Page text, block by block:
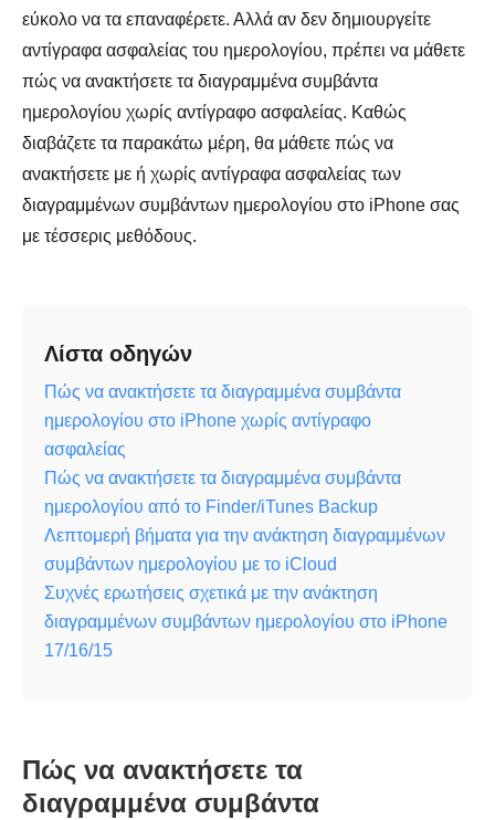
εύκολο να τα επαναφέρετε. Αλλά αν δεν δημιουργείτε
αντίγραφα ασφαλείας του ημερολογίου, πρέπει να μάθετε
πώς να ανακτήσετε τα διαγραμμένα συμβάντα
ημερολογίου χωρίς αντίγραφο ασφαλείας. Καθώς
διαβάζετε τα παρακάτω μέρη, θα μάθετε πώς να
ανακτήσετε με ή χωρίς αντίγραφα ασφαλείας των
διαγραμμένων συμβάντων ημερολογίου στο iPhone σας
με τέσσερις μεθόδους.
Λίστα οδηγών
Πώς να ανακτήσετε τα διαγραμμένα συμβάντα
ημερολογίου στο iPhone χωρίς αντίγραφο
ασφαλείας
Πώς να ανακτήσετε τα διαγραμμένα συμβάντα
ημερολογίου από το Finder/iTunes Backup
Λεπτομερή βήματα για την ανάκτηση διαγραμμένων
συμβάντων ημερολογίου με το iCloud
Συχνές ερωτήσεις σχετικά με την ανάκτηση
διαγραμμένων συμβάντων ημερολογίου στο iPhone
17/16/15
Πώς να ανακτήσετε τα
διαγραμμένα συμβάντα